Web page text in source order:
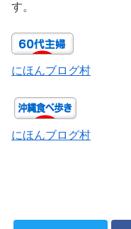
す。
にほんブログ村
にほんブログ村